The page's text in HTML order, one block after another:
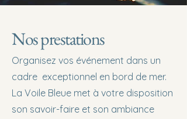
Nos prestations
Organisez vos événement dans un
cadre exceptionnel en bord de mer.
La Voile Bleue met à votre disposition
son savoir-faire et son ambiance